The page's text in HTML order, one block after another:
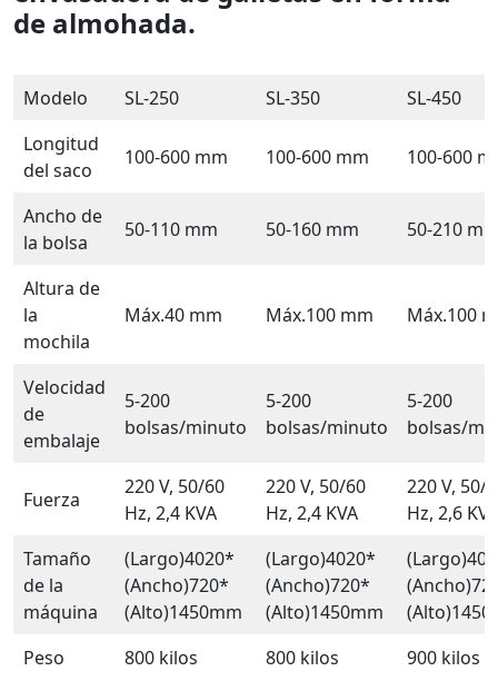
de almohada.
Modelo SL-250 SL-350
SL-450
Longitud
del saco
100-600 mm 100-600 mm 100-600
Ancho de
la bolsa
50-110 mm 50-160 mm 50-210
Altura de
la
mochila
Máx.40 mm Máx.100 mm Máx.100
Velocidad
de
embalaje
5-200
bolsas/minuto
5-200
bolsas/minuto
5-200
bolsas/
Fuerza
220 V, 50/60
Hz, 2,4 KVA
220 V, 50/60
Hz, 2,4 KVA
220 V, 50/
Hz, 2,6 KVA
Tamaño
de la
máquina
(Largo)4020*
(Ancho)720*
(Alto)1450mm
(Largo)4020*
(Ancho)720*
(Alto)1450mm
Peso
800 kilos 800 kilos
900 kilos